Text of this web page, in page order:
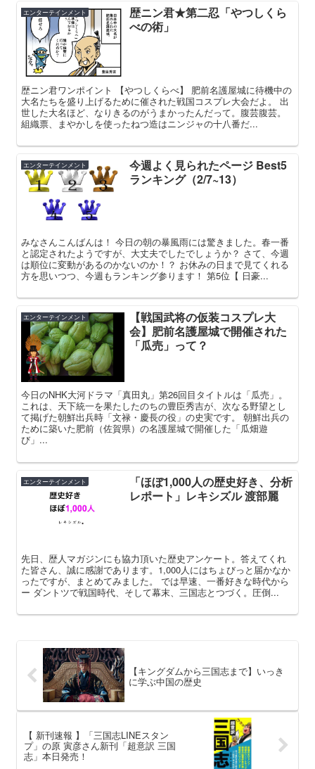
エンターテインメント
歴ニン君★第二忍「やつしくら
べの術」
歴ニン君ワンポイント 【やつしくらべ】 肥前名護屋城に待機中の
大名たちを盛り上げるために催された戦国コスプレ大会だよ。 出
世した大名ほど、なりきるのがうまかったんだって。腹芸腹芸。
組織票、まやかしを使ったねつ造はニンジャの十八番だ...
エンターテインメント
今週よく見られたページ Best5
ランキング（2/7~13）
みなさんこんばんは！ 今日の朝の暴風雨には驚きました。春一番
と認定されたようですが、大丈夫でしたでしょうか？ さて、今週
は順位に変動があるのかないのか！？ お休みの日まで見てくれる
方を思いつつ、今週もランキング参ります！ 第5位【 日豪...
エンターテインメント
【戦国武将の仮装コスプレ大
会】肥前名護屋城で開催された
「瓜売」って？
今日のNHK大河ドラマ「真田丸」第26回目タイトルは「瓜売」。
これは、天下統一を果たしたのちの豊臣秀吉が、次なる野望とし
て掲げた朝鮮出兵時「文禄・慶長の役」の史実です。 朝鮮出兵の
ために築いた肥前（佐賀県）の名護屋城で開催した「瓜畑遊
び」...
エンターテインメント
「ほぼ1,000人の歴史好き、分析
レポート」レキシズル 渡部麗
先日、歴人マガジンにも協力頂いた歴史アンケート。答えてくれ
た皆さん、誠に感謝であります。1,000人にはちょびっと届かなか
ったですが、まとめてみました。 では早速、一番好きな時代から
ー ダントツで戦国時代、そして幕末、三国志とつづく。圧倒...
【キングダムから三国志まで】いっき
に学ぶ中国の歴史
【 新刊速報 】「三国志LINEスタン
プ」の原 寅彦さん新刊「超意訳 三国
志」本日発売！